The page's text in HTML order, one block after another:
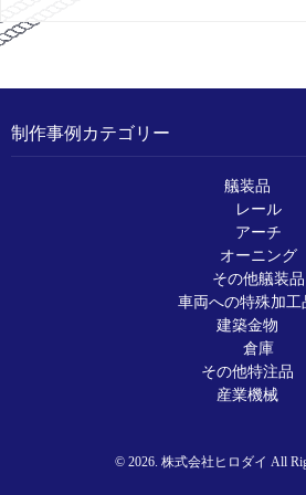
制作事例カテゴリー
艤装品
レール
アーチ
オーニング
その他艤装品
車両への特殊加工
建築金物
倉庫
その他特注品
産業機械
© 2026. 株式会社ヒロダイ All